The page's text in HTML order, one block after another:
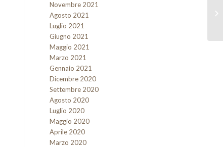
Novembre 2021
Agosto 2021
Luglio 2021
Giugno 2021
Maggio 2021
Marzo 2021
Gennaio 2021
Dicembre 2020
Settembre 2020
Agosto 2020
Luglio 2020
Maggio 2020
Aprile 2020
Marzo 2020